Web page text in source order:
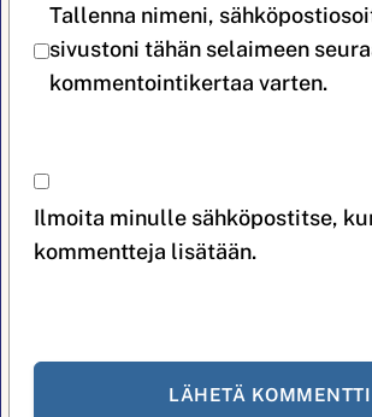
Tallenna nimeni,
sivustoni tähän selaimeen
kommentointikertaa varten.
Ilmoita minulle sähköpostitse,
kommentteja lisätään.